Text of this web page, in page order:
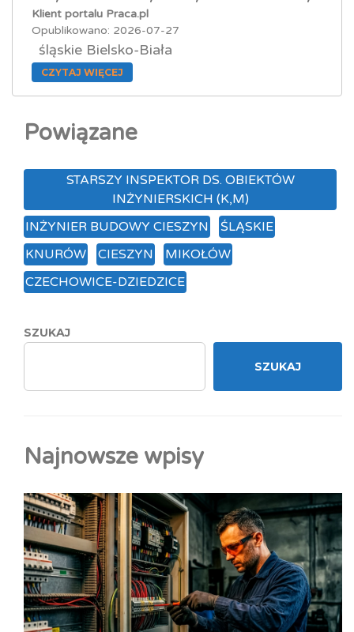
Klient portalu Praca.pl
Opublikowano: 2026-07-27
śląskie Bielsko-Biała
CZYTAJ WIĘCEJ
Powiązane
STARSZY INSPEKTOR DS. OBIEKTÓW
INŻYNIERSKICH (K,M)
INŻYNIER BUDOWY CIESZYN
ŚLĄSKIE
KNURÓW
CIESZYN
MIKOŁÓW
CZECHOWICE-DZIEDZICE
SZUKAJ
SZUKAJ
Najnowsze wpisy